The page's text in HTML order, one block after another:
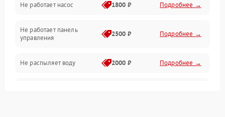
Вода
Гигиена
Программное обеспечение
Не работает насос 1800 ₽ Подробнее →
Не работает панель
управления
2500 ₽ Подробнее →
Не распыляет воду 2000 ₽ Подробнее →